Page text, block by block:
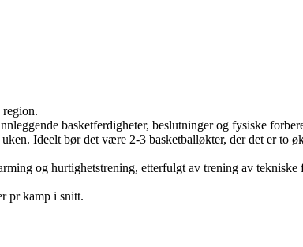
basketferdigheter, beslutninger og fysiske
Ideelt bør det være 2-3 basketballøkter, der det er to
og hurtighetstrening, etterfulgt av trening av tekniske
pr kamp i snitt.